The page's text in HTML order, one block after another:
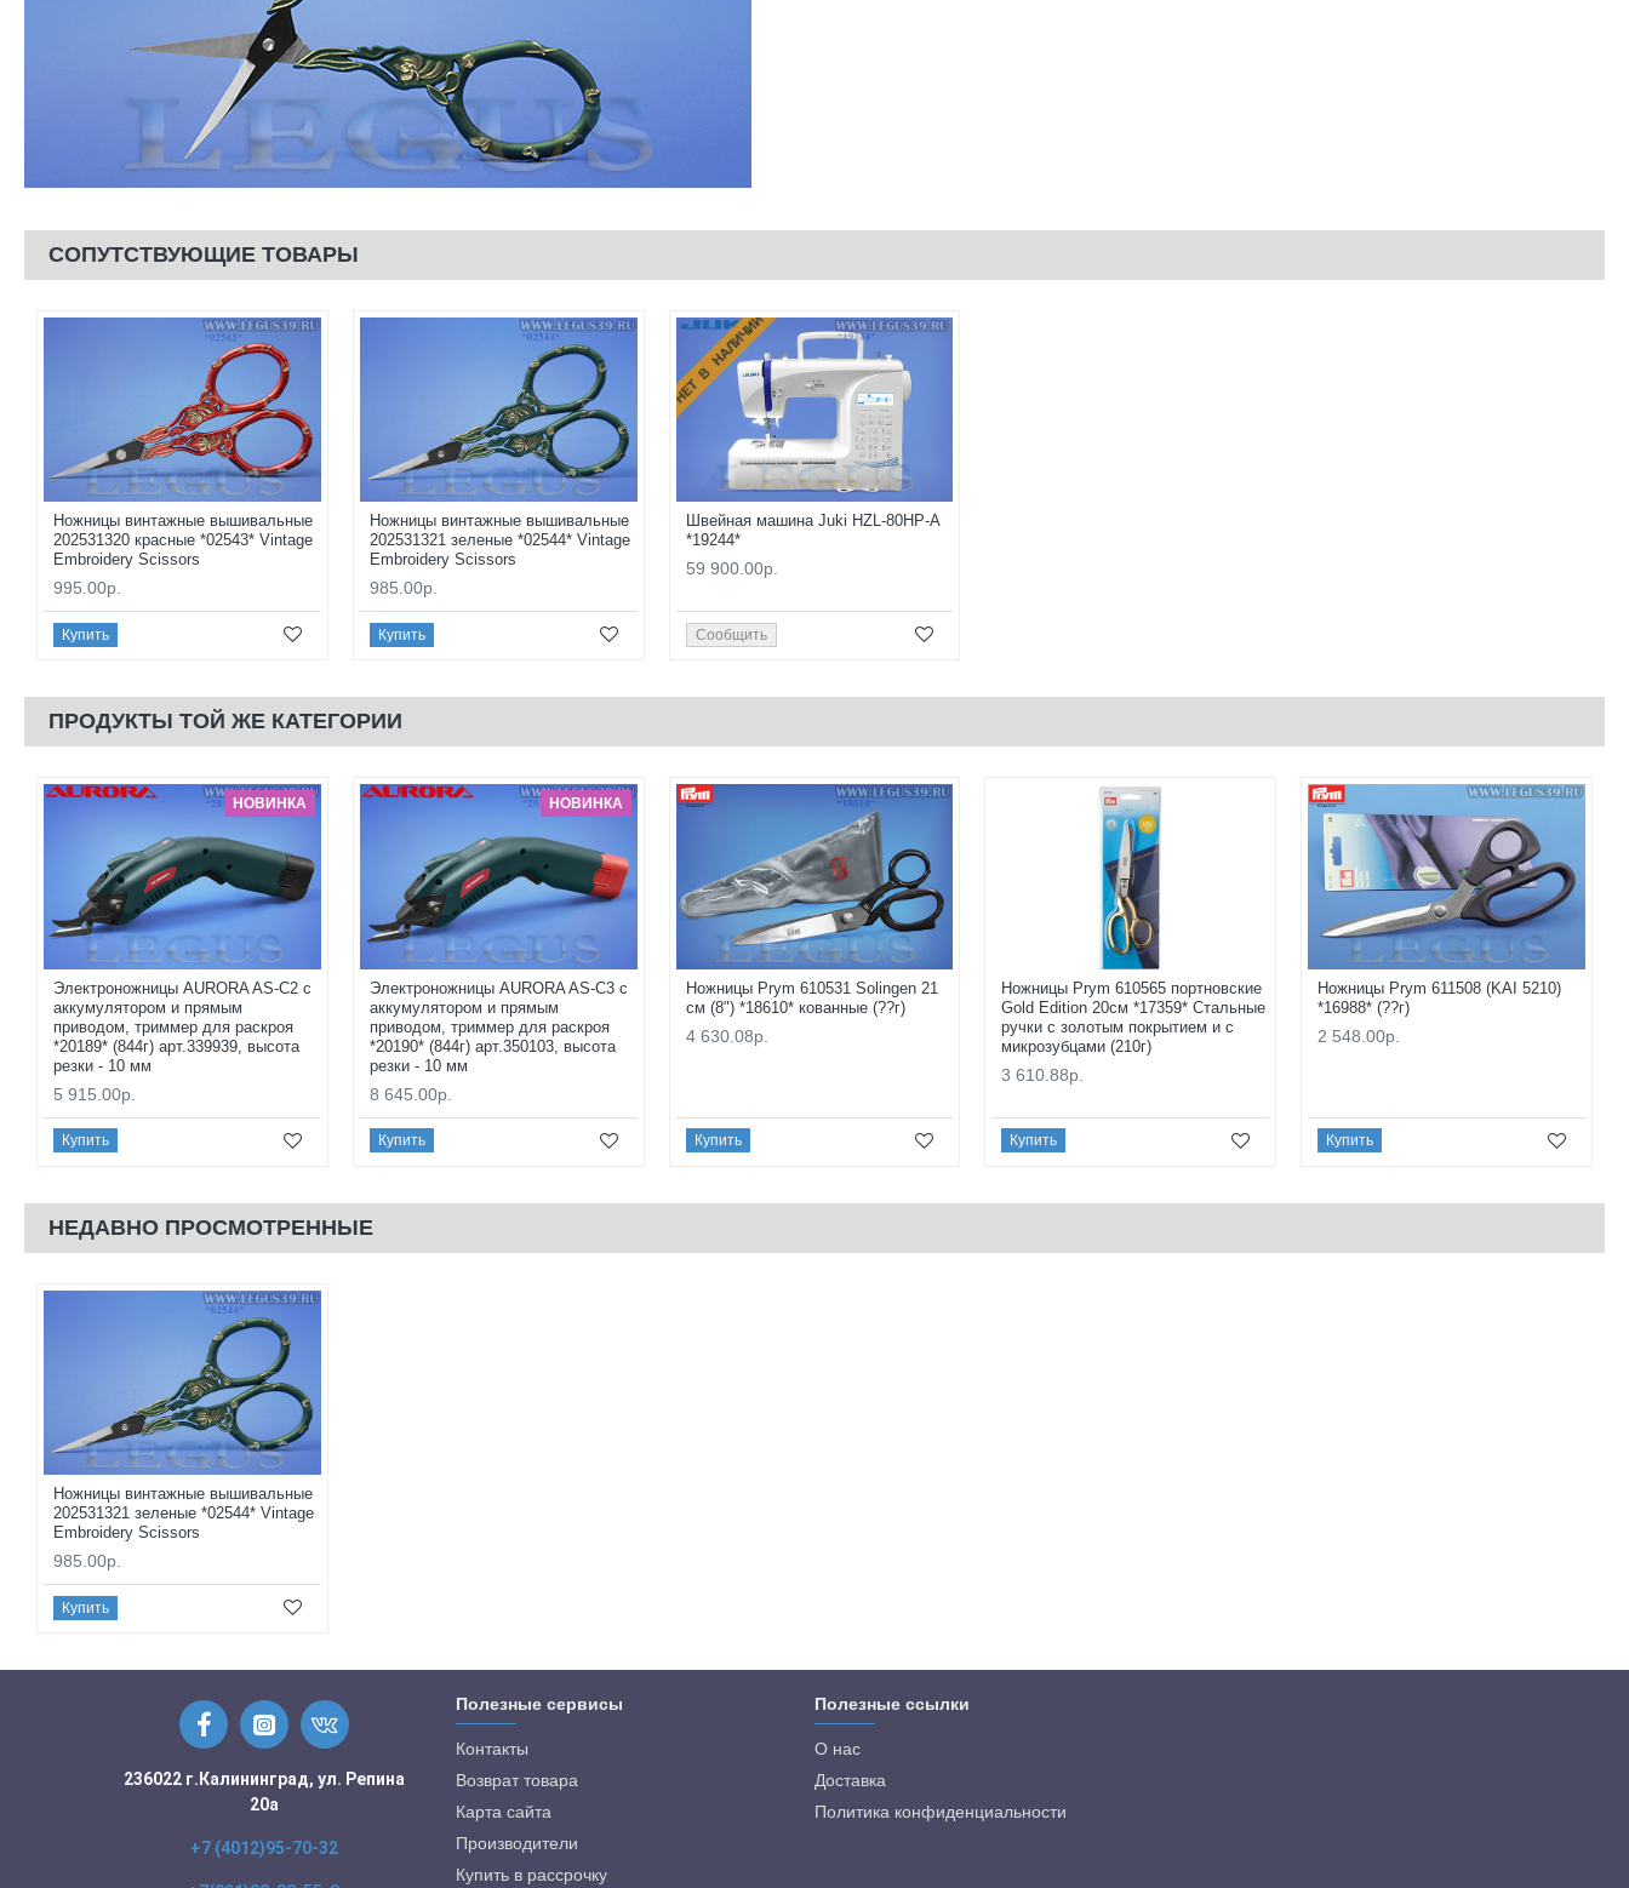
СОПУТСТВУЮЩИЕ ТОВАРЫ
Ножницы винтажные вышивальные
202531320 красные *02543* Vintage
Embroidery Scissors
995.00р.
Купить
Ножницы винтажные вышивальные
202531321 зеленые *02544* Vintage
Embroidery Scissors
985.00р.
Купить
НЕТ В НАЛИЧИИ
Швейная машина Juki HZL-80HP-A
*19244*
59 900.00р.
Сообщить
ПРОДУКТЫ ТОЙ ЖЕ КАТЕГОРИИ
НОВИНКА
Электроножницы AURORA AS-C2 с
аккумулятором и прямым
приводом, триммер для раскроя
*20189* (844г) арт.339939, высота
резки - 10 мм
5 915.00р.
Купить
НОВИНКА
Электроножницы AURORA AS-C3 с
аккумулятором и прямым
приводом, триммер для раскроя
*20190* (844г) арт.350103, высота
резки - 10 мм
8 645.00р.
Купить
Ножницы Prym 610531 Solingen 21
см (8") *18610* кованные (??г)
4 630.08р.
Купить
Ножницы Prym 610565 портновские
Gold Edition 20см *17359* Стальные
ручки с золотым покрытием и с
микрозубцами (210г)
3 610.88р.
Купить
Ножницы Prym 611508 (KAI 5210)
*16988* (??г)
2 548.00р.
Купить
НЕДАВНО ПРОСМОТРЕННЫЕ
Ножницы винтажные вышивальные
202531321 зеленые *02544* Vintage
Embroidery Scissors
985.00р.
Купить
236022 г.Калининград, ул. Репина
20а
+7 (4012)95-70-32
Полезные сервисы
Контакты
Возврат товара
Карта сайта
Производители
Купить в рассрочку
Полезные ссылки
О нас
Доставка
Политика конфиденциальности